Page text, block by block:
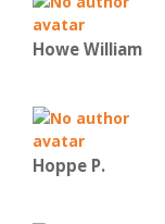
Howe William
Hoppe P.